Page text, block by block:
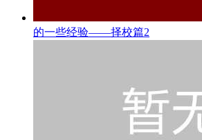
的一些经验——择校篇2